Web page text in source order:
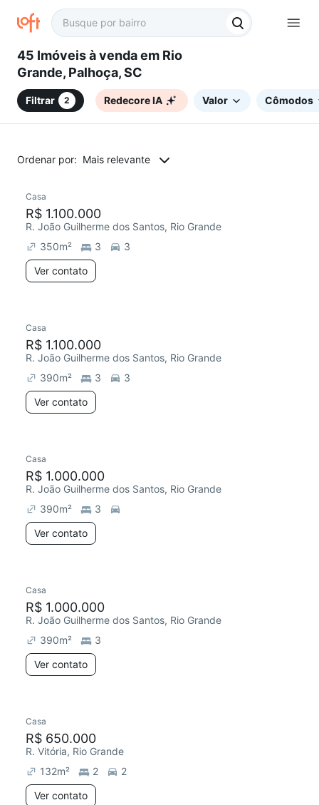
45 Imóveis à venda em Rio
Grande, Palhoça, SC
Filtrar 2 Redecore IA Valor Cômodos
Ordenar por: Mais relevante
Chegou este mês
Casa
R$ 1.100.000
R. João Guilherme dos Santos, Rio Grande
350m² 3
3
Ver contato
Casa
R$ 1.100.000
R. João Guilherme dos Santos, Rio Grande
390m² 3
3
Ver contato
Casa
R$ 1.000.000
R. João Guilherme dos Santos, Rio Grande
390m²
3
Ver contato
Casa
R$ 1.000.000
R. João Guilherme dos Santos, Rio Grande
390m²
3
Ver contato
Casa
R$ 650.000
R. Vitória, Rio Grande
132m² 2
2
Ver contato